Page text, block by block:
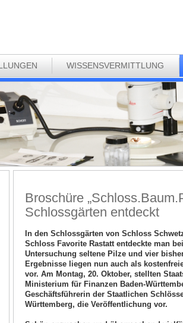
WISSENSVERMITTLUNG
Broschüre
Schlossgärten entdeckt
In den Schlossgärten von Schloss
Schloss Favorite Rastatt entdeckte man
Untersuchung seltene Pilze und vier
Ergebnisse liegen nun auch als
vor. Am Montag, 20. Oktober, stellten
Ministerium für Finanzen Baden-
Geschäftsführerin der Staatlichen
Württemberg, die Veröffentlichung vor.